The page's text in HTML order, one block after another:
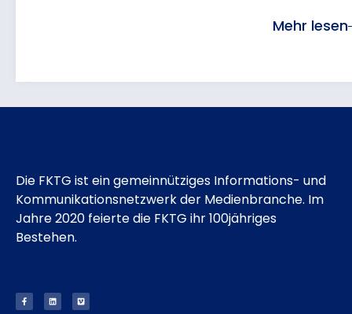
Mehr lesen
Die FKTG ist ein gemeinnütziges Informations- und
Kommunikationsnetzwerk der Medienbranche. Im
Jahre 2020 feierte die FKTG ihr 100jähriges
Bestehen.